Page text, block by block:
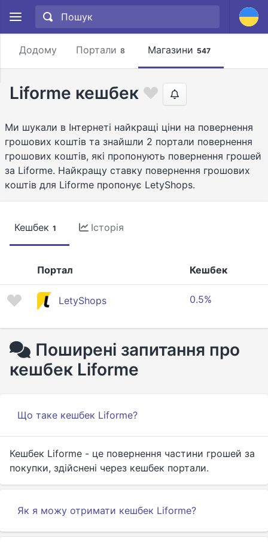
Додому Портали 8 Магазини 547
Liforme кешбек
Ми шукали в Інтернеті найкращі ціни на повернення
грошових коштів та знайшли 2 портали повернення
грошових коштів, які пропонують повернення грошей
за Liforme. Найкращу ставку повернення грошових
коштів для Liforme пропонує LetyShops.
Кешбек 1 Історія
Портал Кешбек
LetyShops 0.5%
Поширені запитання про
кешбек Liforme
Що таке кешбек Liforme?
Кешбек Liforme - це повернення частини грошей за
покупки, здійснені через кешбек портали.
Як я можу отримати кешбек Liforme?